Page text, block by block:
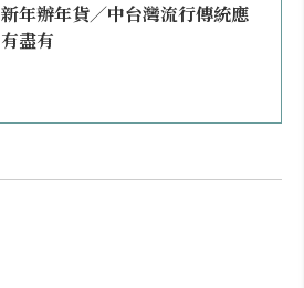
新年辦年貨／中台灣流行傳統應
有盡有